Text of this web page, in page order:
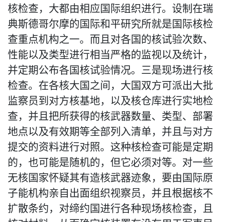
核检查，大都由相应国际组织进行。设制在瑞
典斯德哥尔摩的国际和平研究所就是国际核检
查重点机构之一。而且对各国的核试验次数、
性能以及类型进行相当严格的监视以及统计，
并定期公布各国核试验情况。三是现场进行核
检查。在各核大国之间，大国双方可派出大批
监察员到对方核基地，以及核仓库进行实地检
查，并且把所获得的核武器数量、类型、部署
地点以及有效期等全部列入清单，并且与对方
提交的资料进行对照。这种核检查可能是定期
的，也可能是随机的，但它必须对等。对一些
无核国家怀疑其有造核武器迹象，要由国际原
子能机构亲自出面组织视察员，并且根据核不
扩散条约，对缔约国进行各种现场核检查，且